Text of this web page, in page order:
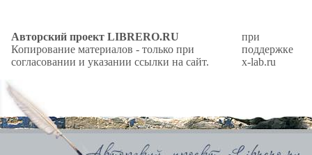
Авторский проект LIBRERO.RU
Копирование материалов - только при
согласовании и указании ссылки на сайт.
при
поддержке
x-lab.ru